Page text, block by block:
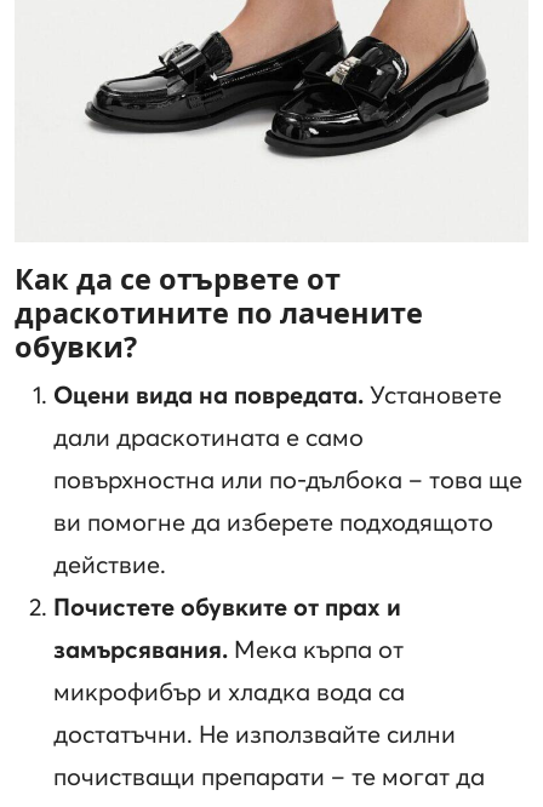
Как да се отървете от
драскотините по лачените
обувки?
Оцени вида на повредата. Установете
дали драскотината е само
повърхностна или по-дълбока – това ще
ви помогне да изберете подходящото
действие.
Почистете обувките от прах и
замърсявания. Мека кърпа от
микрофибър и хладка вода са
достатъчни. Не използвайте силни
почистващи препарати – те могат да